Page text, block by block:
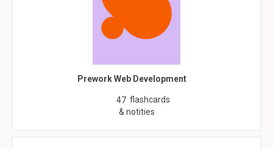
Prework Web Development
47 flashcards
& notities